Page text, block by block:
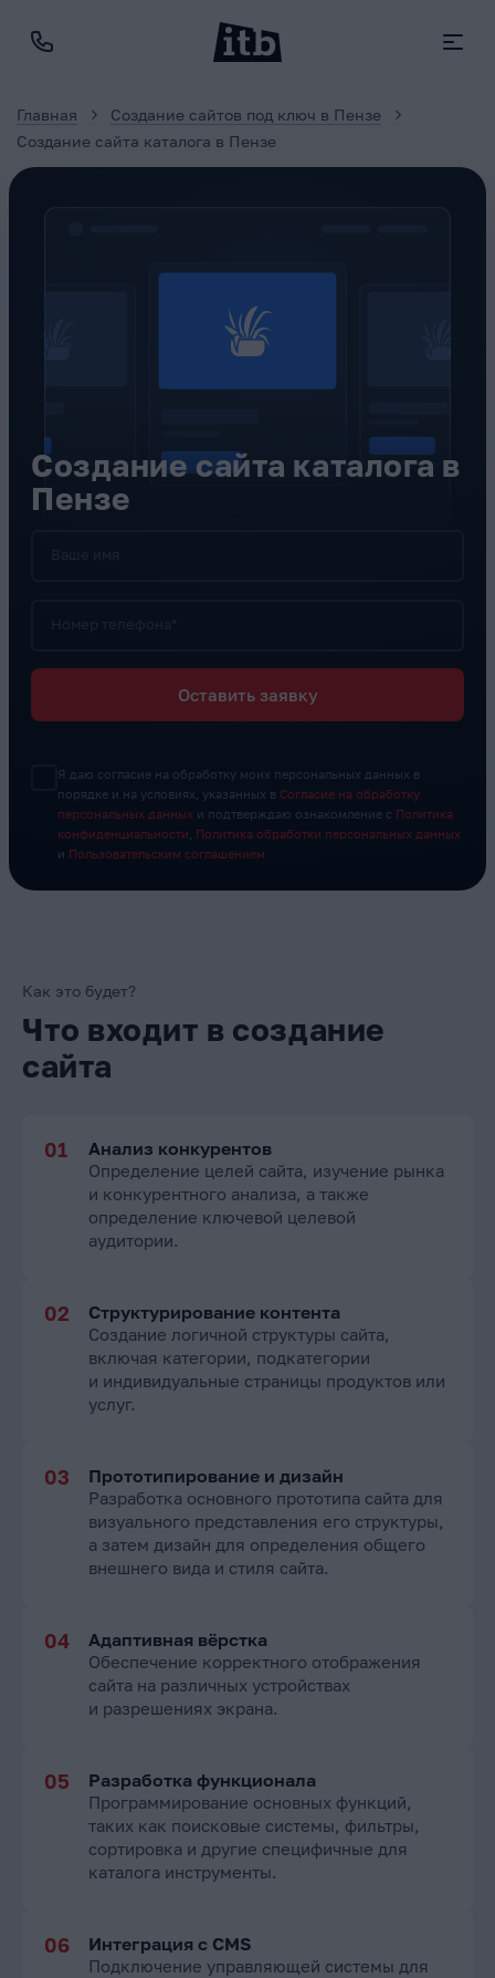
Главная
Создание сайтов под ключ в Пензе
Создание сайта каталога в Пензе
Создание сайта каталога в
Пензе
Оставить заявку
Я даю согласие на обработку моих персональных данных в
порядке и на условиях, указанных в Согласие на обработку
персональных данных и подтверждаю ознакомление с Политика
конфиденциальности
Политика обработки персональных данных
и Пользовательским соглашением
Как это будет?
Что входит в создание
сайта
Анализ конкурентов
Определение целей сайта, изучение рынка
и конкурентного анализа, а также
определение ключевой целевой
аудитории.
Структурирование контента
Создание логичной структуры сайта,
включая категории, подкатегории
и индивидуальные страницы продуктов или
услуг.
Прототипирование и дизайн
Разработка основного прототипа сайта для
визуального представления его структуры,
а затем дизайн для определения общего
внешнего вида и стиля сайта.
Адаптивная вёрстка
Обеспечение корректного отображения
сайта на различных устройствах
и разрешениях экрана.
Разработка функционала
Программирование основных функций,
таких как поисковые системы, фильтры,
сортировка и другие специфичные для
каталога инструменты.
Интеграция с CMS
Подключение управляющей системы для